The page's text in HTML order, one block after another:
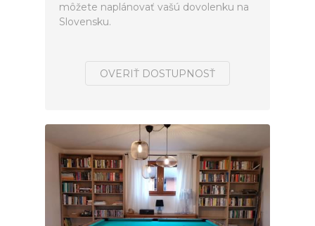
môžete naplánovať vašú dovolenku na
Slovensku.
OVERIŤ DOSTUPNOSŤ